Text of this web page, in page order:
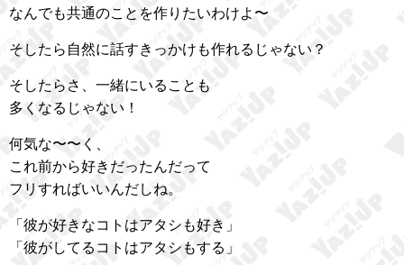
なんでも共通のことを作りたいわけよ〜
そしたら自然に話すきっかけも作れるじゃない？
そしたらさ、一緒にいることも
多くなるじゃない！
何気な〜〜く、
これ前から好きだったんだって
フリすればいいんだしね。
「彼が好きなコトはアタシも好き」
「彼がしてるコトはアタシもする」